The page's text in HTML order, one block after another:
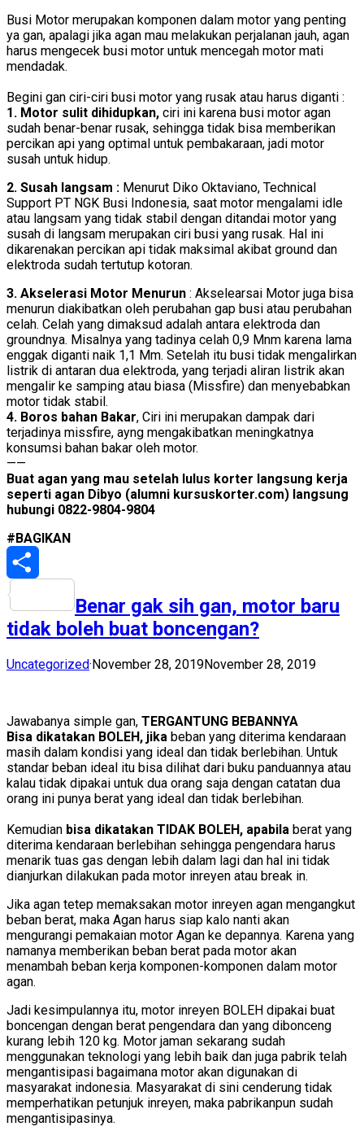
Busi Motor merupakan komponen dalam motor yang penting
ya gan, apalagi jika agan mau melakukan perjalanan jauh, agan
harus mengecek busi motor untuk mencegah motor mati
mendadak.
Begini gan ciri-ciri busi motor yang rusak atau harus diganti :
1. Motor sulit dihidupkan, ciri ini karena busi motor agan
sudah benar-benar rusak, sehingga tidak bisa memberikan
percikan api yang optimal untuk pembakaraan, jadi motor
susah untuk hidup.
2. Susah langsam : Menurut Diko Oktaviano, Technical
Support PT NGK Busi Indonesia, saat motor mengalami idle
atau langsam yang tidak stabil dengan ditandai motor yang
susah di langsam merupakan ciri busi yang rusak. Hal ini
dikarenakan percikan api tidak maksimal akibat ground dan
elektroda sudah tertutup kotoran.
3. Akselerasi Motor Menurun : Akselearsai Motor juga bisa
menurun diakibatkan oleh perubahan gap busi atau perubahan
celah. Celah yang dimaksud adalah antara elektroda dan
groundnya. Misalnya yang tadinya celah 0,9 Mnm karena lama
enggak diganti naik 1,1 Mm. Setelah itu busi tidak mengalirkan
listrik di antaran dua elektroda, yang terjadi aliran listrik akan
mengalir ke samping atau biasa (Missfire) dan menyebabkan
motor tidak stabil.
4. Boros bahan Bakar, Ciri ini merupakan dampak dari
terjadinya missfire, ayng mengakibatkan meningkatnya
konsumsi bahan bakar oleh motor.
——
Buat agan yang mau setelah lulus korter langsung kerja
seperti agan Dibyo (alumni kursuskorter.com) langsung
hubungi 0822-9804-9804
#BAGIKAN
Benar gak sih gan, motor baru
tidak boleh buat boncengan?
Uncategorized· November 28, 2019November 28, 2019
Jawabanya simple gan, TERGANTUNG BEBANNYA
Bisa dikatakan BOLEH, jika beban yang diterima kendaraan
masih dalam kondisi yang ideal dan tidak berlebihan. Untuk
standar beban ideal itu bisa dilihat dari buku panduannya atau
kalau tidak dipakai untuk dua orang saja dengan catatan dua
orang ini punya berat yang ideal dan tidak berlebihan.
Kemudian bisa dikatakan TIDAK BOLEH, apabila berat yang
diterima kendaraan berlebihan sehingga pengendara harus
menarik tuas gas dengan lebih dalam lagi dan hal ini tidak
dianjurkan dilakukan pada motor inreyen atau break in.
Jika agan tetep memaksakan motor inreyen agan mengangkut
beban berat, maka Agan harus siap kalo nanti akan
mengurangi pemakaian motor Agan ke depannya. Karena yang
namanya memberikan beban berat pada motor akan
menambah beban kerja komponen-komponen dalam motor
agan.
Jadi kesimpulannya itu, motor inreyen BOLEH dipakai buat
boncengan dengan berat pengendara dan yang dibonceng
kurang lebih 120 kg. Motor jaman sekarang sudah
menggunakan teknologi yang lebih baik dan juga pabrik telah
mengantisipasi bagaimana motor akan digunakan di
masyarakat indonesia. Masyarakat di sini cenderung tidak
memperhatikan petunjuk inreyen, maka pabrikanpun sudah
mengantisipasinya.